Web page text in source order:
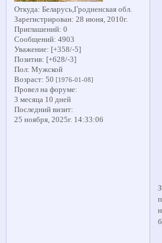
Откуда: Беларусь,Гродненская обл.
Зарегистрирован: 28 июня, 2010г.
Приглашений: 0
Сообщений: 4903
Уважение: [+358/-5]
Позитив: [+628/-3]
Пол: Мужской
Возраст: 50 [1976-01-08]
Провел на форуме:
3 месяца 10 дней
Последний визит:
25 ноября, 2025г. 14:33:06